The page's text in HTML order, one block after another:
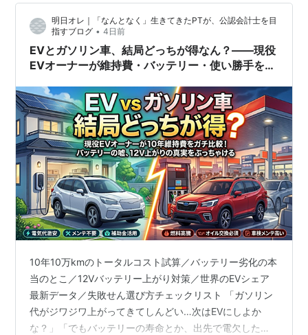
の中で最も広くその名が知られています。 複数の
石油成分をブレンドし、添加剤を加えて作るた
め、石油製品の中では最も複雑な製品ともいわれ
ています。
昔は四エチル鉛や四メチル鉛が含まれていたが、公害対
策から昭和50年にレギュラーガソリンが、昭和58年に
プレミアムガソリンがそれぞれ無鉛化されており、現在
市場に流通しているガソリンはすべて無鉛ガソリン であ
る。
近年ではガソリンの精製時に含まれる硫黄分を10ppm以
下に抑えた「サルファーフリーガソリン」が世界的に流
エタノール混合ガソリン
石油高騰と地球温暖化の両面から期待される燃料。ガソ
リンに対するエチルアルコールの混合割合によって
明日オレ｜「なんとなく」生きてきたPTが、公認会計士を目
指すブログ • 4日前
EVとガソリン車、結局どっちが得なん？——現役
EVオーナーが維持費・バッテリー・使い勝手を全
10年10万kmのトータルコスト試算／バッテリー劣化の本
当のとこ／12Vバッテリー上がり対策／世界のEVシェア
最新データ／失敗せん選び方チェックリスト 「ガソリン
代がジワジワ上がってきてしんどい…次はEVにしよか
な？」「でもバッテリーの寿命とか、出先で電欠したら